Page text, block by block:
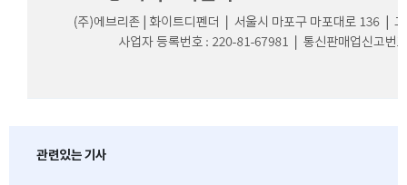
관련있는 기사